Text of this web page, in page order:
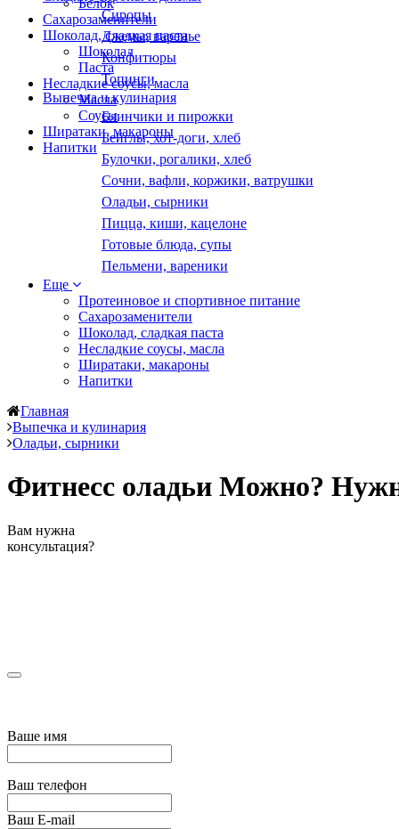
Белок
Сахарозаменители
Шоколад, сладкая паста
Шоколад
Паста
Несладкие соусы, масла
Масла
Соусы
Ширатаки, макароны
Напитки
Сиропы
Джемы, варенье
Конфитюры
Топинги
Выпечка и кулинария
Блинчики и пирожки
Бейглы, хот-доги, хлеб
Булочки, рогалики, хлеб
Сочни, вафли, коржики, ватрушки
Оладьи, сырники
Пицца, киши, кацелоне
Готовые блюда, супы
Пельмени, вареники
Еще
Протеиновое и спортивное питание
Сахарозаменители
Шоколад, сладкая паста
Несладкие соусы, масла
Ширатаки, макароны
Напитки
Главная
Выпечка и кулинария
Оладьи, сырники
Фитнесс оладьи Можно?
Вам нужна
консультация?
Ваше имя
Ваш телефон
Ваш E-mail